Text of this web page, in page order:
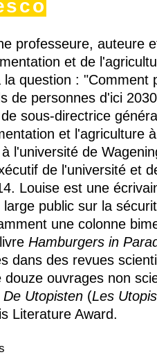
professeure, auteure
et de
question : "Comment
de personnes d'ici
sous-directrice
et l'agriculture
l'université de
de l'université et
Louise est une
public sur la
une colonne
Hamburgers in
dans des revues
douze ouvrages non
De Utopisten (Les
Literature Award.